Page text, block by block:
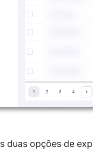
duas opções de